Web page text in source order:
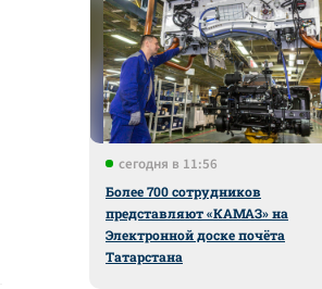
сегодня в 11:56
Более 700 сотрудников
представляют «КАМАЗ» на
Электронной доске почёта
Татарстана